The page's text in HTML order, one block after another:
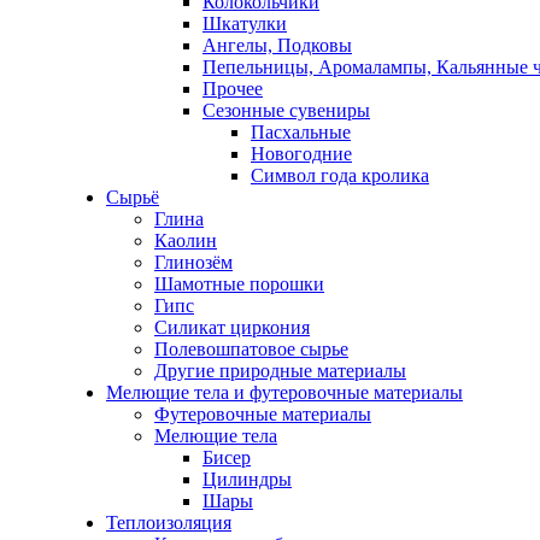
Шкатулки
Ангелы, Подковы
Пепельницы, Аромалампы, Кальянные
Прочее
Сезонные сувениры
Пасхальные
Новогодние
Символ года кролика
Сырьё
Глина
Каолин
Глинозём
Шамотные порошки
Гипс
Силикат циркония
Полевошпатовое сырье
Другие природные материалы
Мелющие тела и футеровочные материалы
Футеровочные материалы
Мелющие тела
Бисер
Цилиндры
Шары
Теплоизоляция